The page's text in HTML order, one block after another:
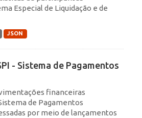
Especial de Liquidação e de
JSON
- Sistema de Pagamentos
financeiras
de Pagamentos
por meio de lançamentos